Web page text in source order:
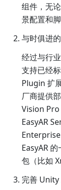
组件，无
景配置和
与时俱进
经过与行
支持已经
Plugin 扩
厂商提供
Vision Pro
EasyAR
EasyAR
包（比如
完善 Unity